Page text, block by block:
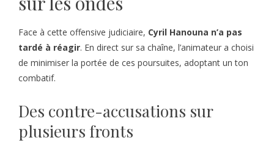
Face à cette offensive judiciaire, Cyril Hanouna n’a pas
tardé à réagir. En direct sur sa chaîne, l’animateur a choisi
de minimiser la portée de ces poursuites, adoptant un ton
combatif.
Des contre-accusations sur
plusieurs fronts